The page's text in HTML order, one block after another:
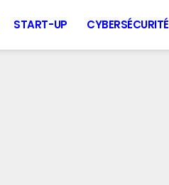
START-UP CYBERSÉCURITÉ